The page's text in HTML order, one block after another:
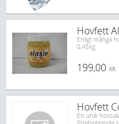
Hovfett
Enligt många
0,45kg
199,00 KR
Hovfett
En unik